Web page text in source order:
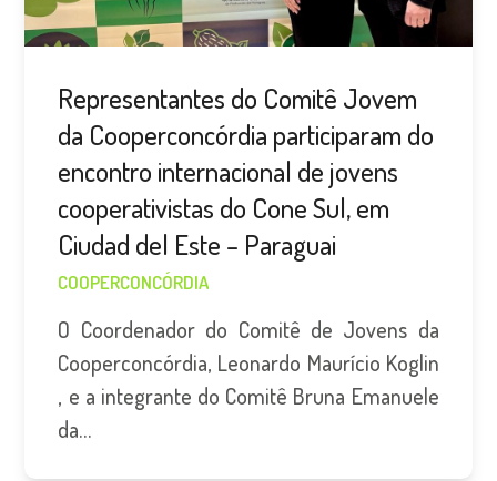
Representantes do Comitê Jovem
da Cooperconcórdia participaram do
encontro internacional de jovens
cooperativistas do Cone Sul, em
Ciudad del Este – Paraguai
COOPERCONCÓRDIA
O Coordenador do Comitê de Jovens da
Cooperconcórdia, Leonardo Maurício Koglin
, e a integrante do Comitê Bruna Emanuele
da…